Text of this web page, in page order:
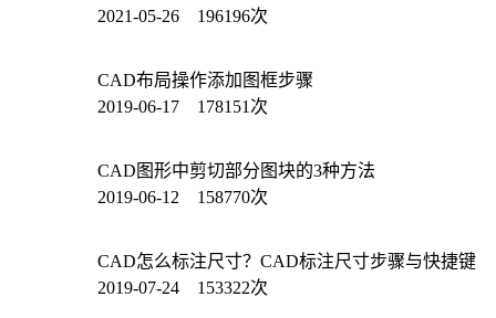
2021-05-26 196196次
CAD布局操作添加图框步骤
2019-06-17 178151次
CAD图形中剪切部分图块的3种方法
2019-06-12 158770次
CAD怎么标注尺寸？CAD标注尺寸步骤与快捷键
2019-07-24 153322次